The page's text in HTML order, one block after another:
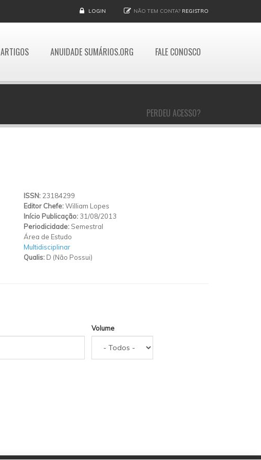
LOGIN NÃO TEM CONTA? REGISTRO
ARTIGOS ANUIDADE SUMÁRIOS.ORG FALE CONOSCO
PERDEU ACESSO?
ISSN: 23184299
Editor Chefe:William Lopes
Início Publicação: 31/08/2013
Periodicidade: Semestral
Área de Estudo
Multidisciplinar
Qualis: D (Não Possui)
Volume